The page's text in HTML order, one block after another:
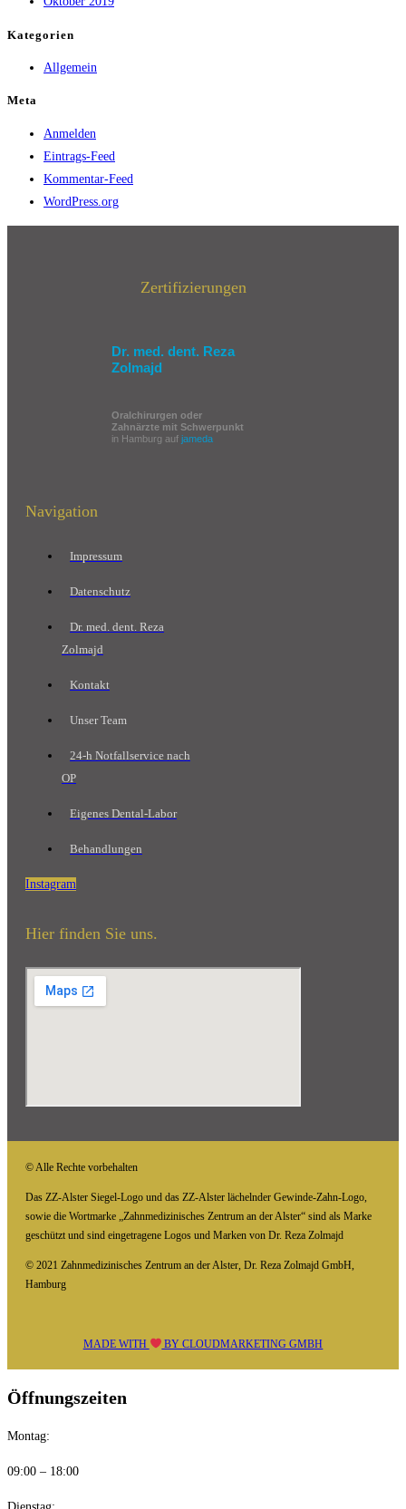
Kategorien
Allgemein
Meta
Anmelden
Eintrags-Feed
Kommentar-Feed
WordPress.org
Zertifizierungen
Dr. med. dent. Reza
Zolmajd
Oralchirurgen oder
Zahnärzte mit Schwerpunkt
in Hamburg auf jameda
Navigation
Impressum
Datenschutz
Dr. med. dent. Reza
Zolmajd
Kontakt
Unser Team
24-h Notfallservice nach
OP
Eigenes Dental-Labor
Behandlungen
Instagram
Hier finden Sie uns.
© Alle Rechte vorbehalten
Das ZZ-Alster Siegel-Logo und das ZZ-Alster lächelnder Gewinde-Zahn-Logo,
sowie die Wortmarke „Zahnmedizinisches Zentrum an der Alster“ sind als Marke
geschützt und sind eingetragene Logos und Marken von Dr. Reza Zolmajd
© 2021 Zahnmedizinisches Zentrum an der Alster, Dr. Reza Zolmajd GmbH,
Hamburg
MADE WITH BYCLOUDMARKETING GMBH
Öffnungszeiten
Montag:
09:00 – 18:00